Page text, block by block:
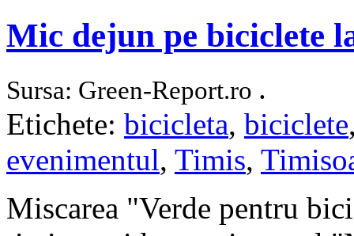
Mic dejun pe biciclete
Sursa: Green-Report.ro .
Etichete: bicicleta, biciclete
evenimentul, Timis,
Miscarea "Verde pentru